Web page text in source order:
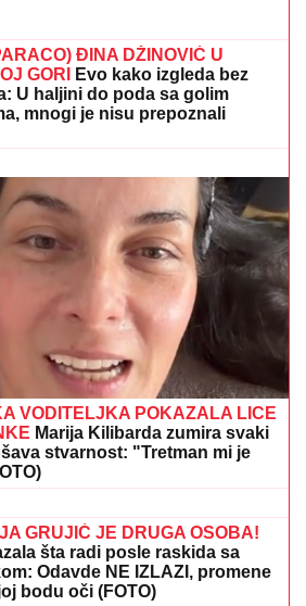
užasa kod Jasenovika:
prizori sa lica mesta,
se da ima povređenih
Gledateljka OPTUŽILA
INTIMNE FOTOGRAFIJE,
na SUDU: "Iskorišćavaš
ĐINA DŽINOVIĆ U
GORIEvo kako izgleda bez
U haljini do poda sa golim
mnogi je nisu prepoznali
NA BICIKLI, PA PUCAO U
SRPSKOG BIZNISMENA!Grk
zbog napada u
"Meci su probili prozor